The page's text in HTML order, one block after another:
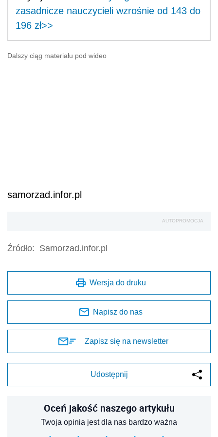
zasadnicze nauczycieli wzrośnie od 143 do
196 zł>>
Dalszy ciąg materiału pod wideo
samorzad.infor.pl
AUTOPROMOCJA
Źródło: Samorzad.infor.pl
Wersja do druku
Napisz do nas
Zapisz się na newsletter
Udostępnij
Oceń jakość naszego artykułu
Twoja opinia jest dla nas bardzo ważna